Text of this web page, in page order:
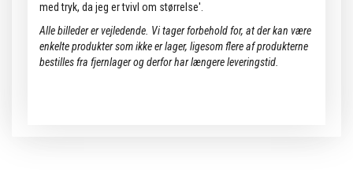
med tryk, da jeg er tvivl om størrelse'.
Alle billeder er vejledende. Vi tager forbehold for, at der kan være
enkelte produkter som ikke er lager, ligesom flere af produkterne
bestilles fra fjernlager og derfor har længere leveringstid.